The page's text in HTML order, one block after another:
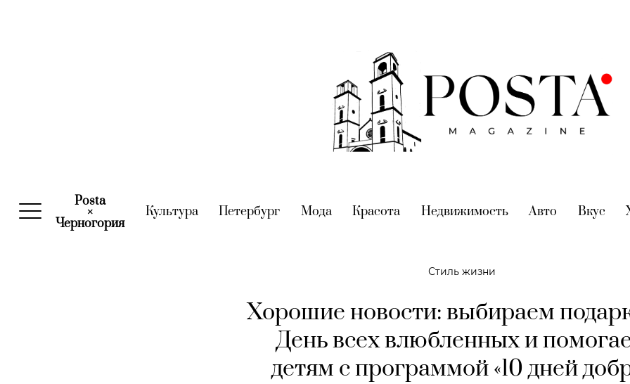
Posta
×
Черногория(current)
Культура(current)
Петербург (current)
Мода(current)
Красота (current)
Недвижимость(current)
Авто (current)
Вкус
Стиль жизни
Хорошие новости: выбираем
День всех влюбленных и
детям с программой «10 дней